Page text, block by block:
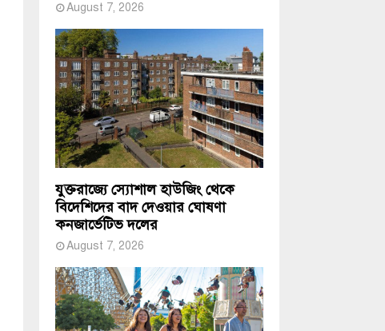
August 7, 2026
যুক্তরাজ্যে স্যোশাল হাউজিং থেকে
বিদেশিদের বাদ দেওয়ার ঘোষণা
কনজার্ভেটিভ দলের
August 7, 2026